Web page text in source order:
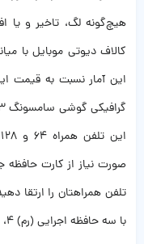
هیچ‌گونه لگ، تاخیر و یا
این آمار نسبت به قیمت
صورت نیاز از کارت حافظه
تلفن همراهتان را ارتقا
با سه حافظه اجرایی (رم) 4، 6 و 8 تولید کرده است.